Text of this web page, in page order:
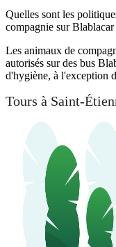
Quelles sont les
compagnie sur
Les animaux de
autorisés sur des bus
d'hygiène, à l'exception
Tours à Saint-